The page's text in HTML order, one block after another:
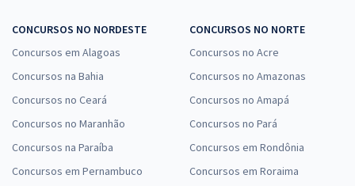
CONCURSOS NO NORDESTE
Concursos em Alagoas
Concursos na Bahia
Concursos no Ceará
Concursos no Maranhão
Concursos na Paraíba
Concursos em Pernambuco
CONCURSOS NO NORTE
Concursos no Acre
Concursos no Amazonas
Concursos no Amapá
Concursos no Pará
Concursos em Rondônia
Concursos em Roraima